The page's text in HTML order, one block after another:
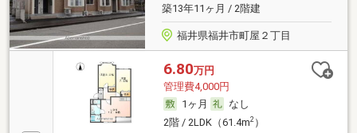
築13年11ヶ月 / 2階建
福井県福井市町屋２丁目
6.80万円
管理費4,000円
1ヶ月
なし
2階 / 2LDK（61.4m2）